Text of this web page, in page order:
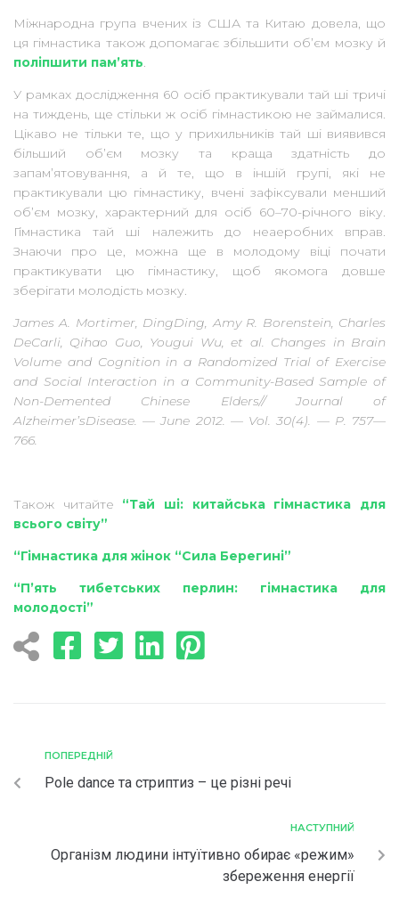
Міжнародна група вчених із США та Китаю довела, що
ця гімнастика також допомагає збільшити об’єм мозку й
поліпшити пам’ять.
У рамках дослідження 60 осіб практикували тай ші тричі
на тиждень, ще стільки ж осіб гімнастикою не займалися.
Цікаво не тільки те, що у прихильників тай ші виявився
більший об’єм мозку та краща здатність до
запам’ятовування, а й те, що в іншій групі, які не
практикували цю гімнастику, вчені зафіксували менший
об’єм мозку, характерний для осіб 60–70-річного віку.
Гімнастика тай ші належить до неаеробних вправ.
Знаючи про це, можна ще в молодому віці почати
практикувати цю гімнастику, щоб якомога довше
зберігати молодість мозку.
James A. Mortimer, DingDing, Amy R. Borenstein, Charles
DeCarli, Qihao Guo, Yougui Wu, et al. Changes in Brain
Volume and Cognition in a Randomized Trial of Exercise
and Social Interaction in a Community-BasedSample of
Non-Demented Chinese Elders// Journal of
Alzheimer’sDisease. —June 2012. — Vol. 30(4). — P. 757—
766.
Також читайте “Тай ші: китайська гімнастика для
всього світу”
“Гімнастика для жінок “Сила Берегині”
“П’ять тибетських перлин: гімнастика для
молодості”
ПОПЕРЕДНІЙ
Pole dance та стриптиз – це різні речі
НАСТУПНИЙ
Організм людини інтуїтивно обирає «режим»
збереження енергії